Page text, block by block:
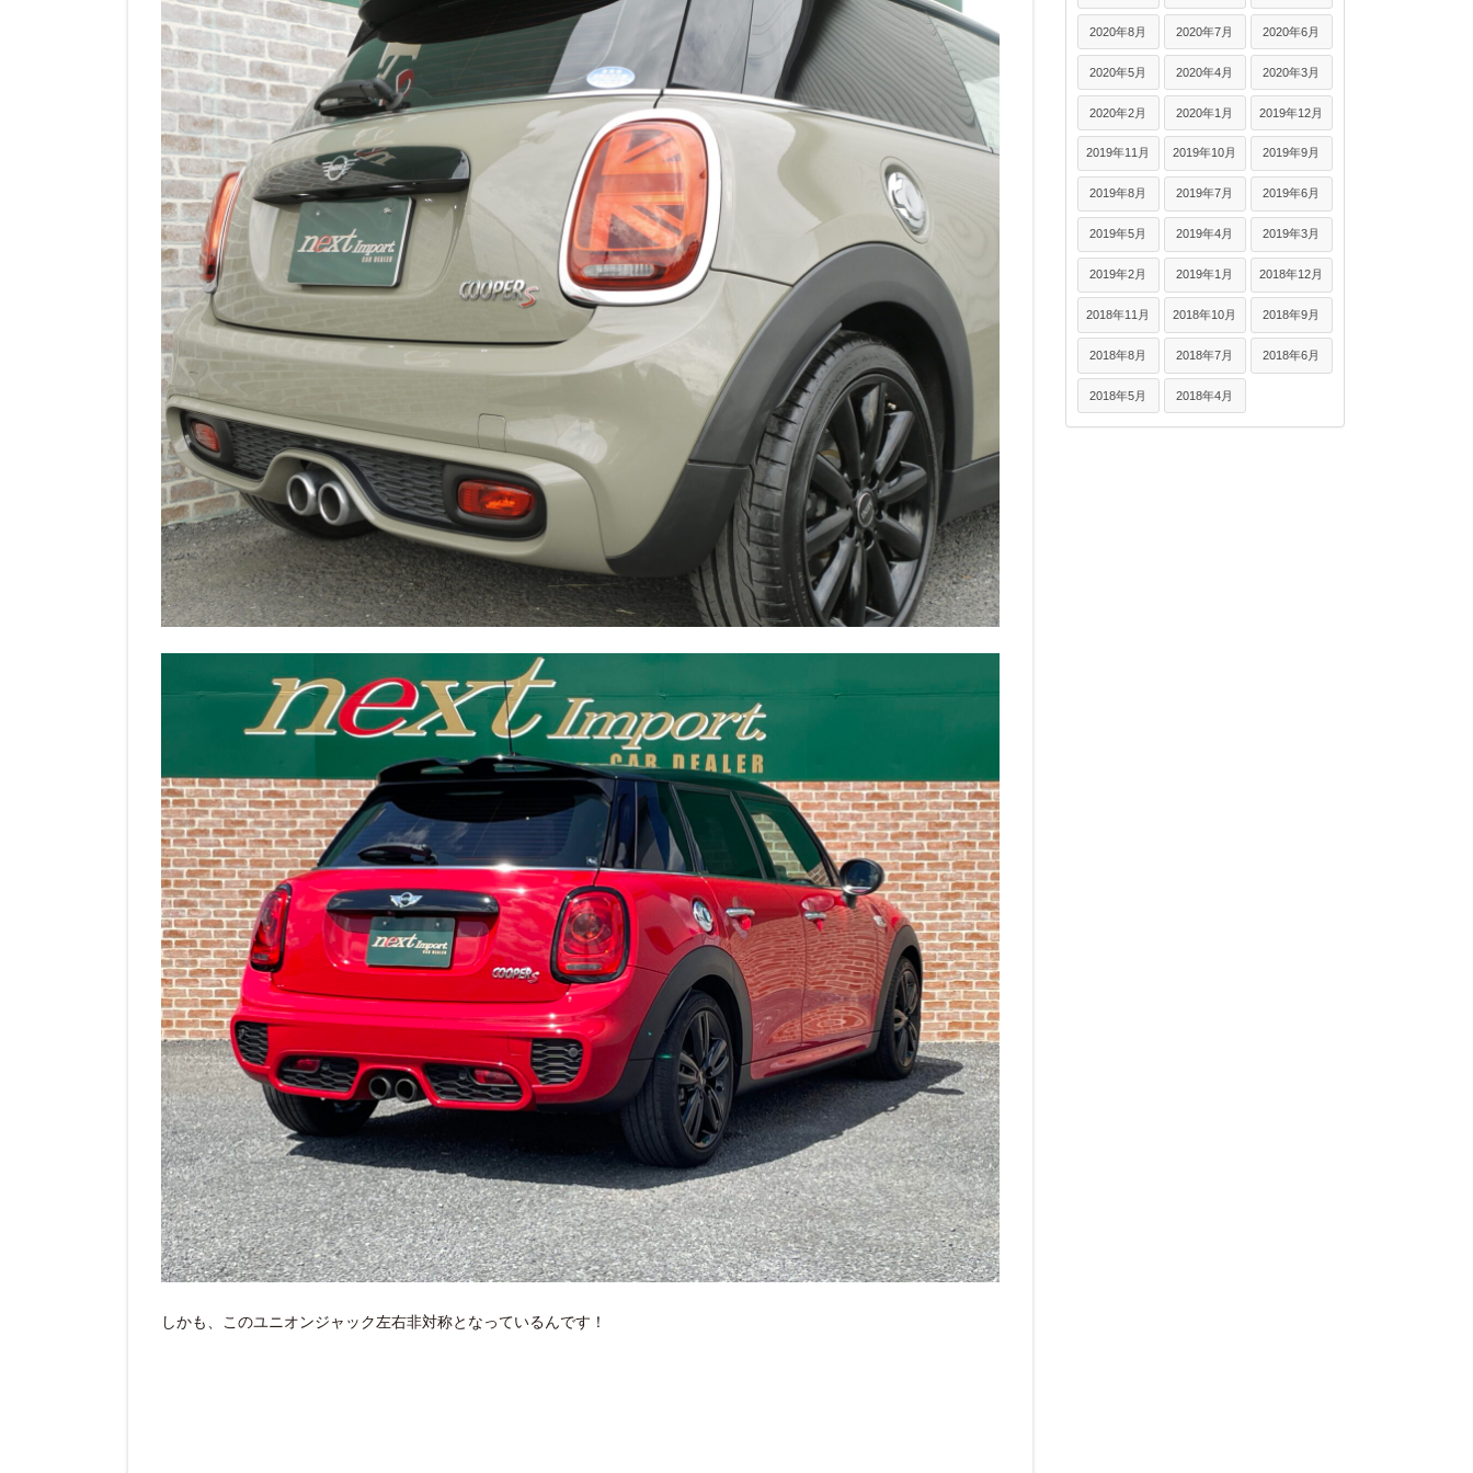
しかも、このユニオンジャック左右非対称となっているんです！
2020年8月 2020年7月 2020年6月
2020年5月 2020年4月 2020年3月
2020年2月 2020年1月 2019年12月
2019年11月 2019年10月 2019年9月
2019年8月 2019年7月 2019年6月
2019年5月 2019年4月 2019年3月
2019年2月 2019年1月 2018年12月
2018年11月 2018年10月 2018年9月
2018年8月 2018年7月 2018年6月
2018年5月 2018年4月